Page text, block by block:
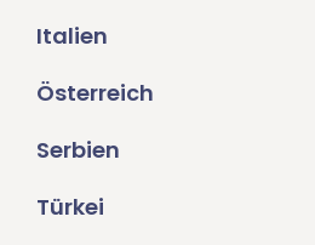
Italien
Österreich
Serbien
Türkei